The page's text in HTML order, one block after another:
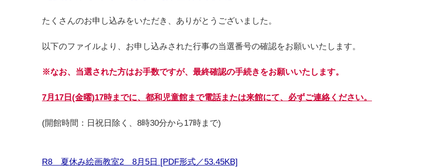
たくさんのお申し込みをいただき、ありがとうございました。
以下のファイルより、お申し込みされた行事の当選番号の確認をお願いいたします。
※なお、当選された方はお手数ですが、最終確認の手続きをお願いいたします。
7月17 日(金曜)17時までに、都和児童館まで電話または来館にて、必ずご連絡ください。
(開館時間：日祝日除く、8時30分から17時まで)
R8 夏休み絵画教室2 8月5日 [PDF形式／53.45KB]